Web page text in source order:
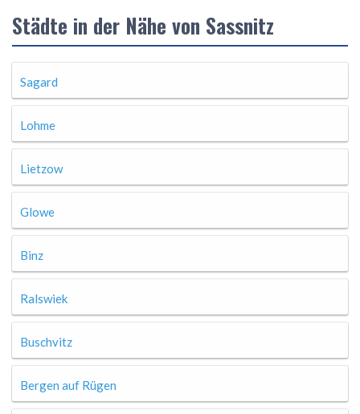
Städte in der Nähe von Sassnitz
Sagard
Lohme
Lietzow
Glowe
Binz
Ralswiek
Buschvitz
Bergen auf Rügen